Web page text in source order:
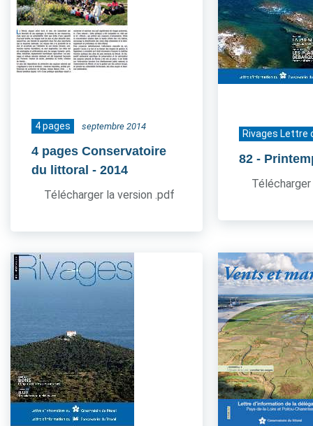
4 pages septembre 2014
4 pages Conservatoire
du littoral - 2014
Télécharger la version .pdf
Rivages Lettre
82 -